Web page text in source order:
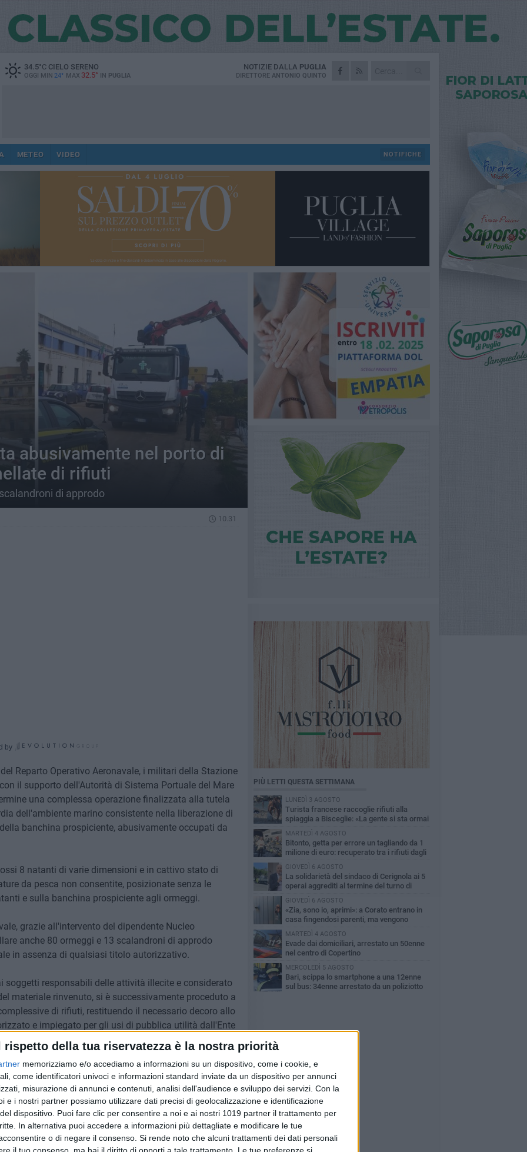
rispetto della tua riservatezza è la nostra priorità
memorizziamo e/o accediamo a informazioni su un dispositivo, come i cookie, e
come identificatori univoci e informazioni standard inviate da un dispositivo per annunci
misurazione di annunci e contenuti, analisi dell'audience e sviluppo dei servizi. Con la
e i nostri partner possiamo utilizzare dati precisi di geolocalizzazione e identificazione
dispositivo. Puoi fare clic per consentire a noi e ai nostri 1019 partner il trattamento per
In alternativa puoi accedere a informazioni più dettagliate e modificare le tue
o di negare il consenso. Si rende noto che alcuni trattamenti dei dati personali
il tuo consenso, ma hai il diritto di opporti a tale trattamento. Le tue preferenze si
34.5°CCIELO SERENO
OGGI MIN 24° MAX 32.5° IN PUGLIA
NOTIZIE DALLA PUGLIA
DIRETTORE ANTONIO QUINTO
METEO VIDEO NOTIFICHE
abusivamente nel porto di
di rifiuti
di approdo
10.31
by
Reparto Operativo Aeronavale, i militari della Stazione
il supporto dell'Autorità di Sistema Portuale del Mare
una complessa operazione finalizzata alla tutela
dell'ambiente marino consistente nella liberazione di
banchina prospiciente, abusivamente occupati da
8 natanti di varie dimensioni e in cattivo stato di
da pesca non consentite, posizionate senza le
e sulla banchina prospiciente agli ormeggi.
grazie all'intervento del dipendente Nucleo
anche 80 ormeggi e 13 scalandroni di approdo
in assenza di qualsiasi titolo autorizzativo.
soggetti responsabili delle attività illecite e considerato
materiale rinvenuto, si è successivamente proceduto a
di rifiuti, restituendo il necessario decoro allo
e impiegato per gli usi di pubblica utilità dall'Ente
di controlli sul corretto utilizzo del demanio
ad assicurare il costante presidio del litorale costiero
Gialle del comparto aeronavale regionale.
di "Polizia del Mare", demandate dalla Legge
garantisce una decisa azione di prevenzione e
PIÙ LETTI QUESTA SETTIMANA
LUNEDÌ 3 AGOSTO
Turista francese raccoglie rifiuti alla
spiaggia a Bisceglie: «La gente si sta ormai
abituando»
MARTEDÌ 4 AGOSTO
Bitonto, getta per errore un tagliando da 1
milione di euro: recuperato tra i rifiuti dagli
operatori SANB
GIOVEDÌ 6 AGOSTO
La solidarietà del sindaco di Cerignola ai 5
operai aggrediti al termine del turno di
lavoro
GIOVEDÌ 6 AGOSTO
«Zia, sono io, aprimi»: a Corato entrano in
casa fingendosi parenti, ma vengono
scoperti dalle telecamere
MARTEDÌ 4 AGOSTO
Evade dai domiciliari, arrestato un 50enne
nel centro di Copertino
MERCOLEDÌ 5 AGOSTO
Bari, scippa lo smartphone a una 12enne
sul bus: 34enne arrestato da un poliziotto